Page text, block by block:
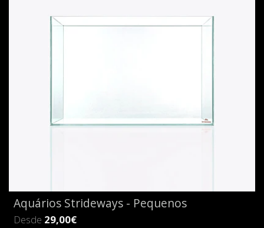
Aquários Strideways - Pequenos
Desde 29,00€